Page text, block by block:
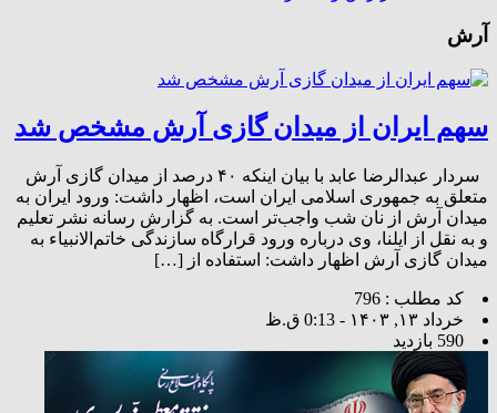
آرش
سهم ایران از میدان گازی آرش مشخص شد
سردار عبدالرضا عابد با بیان اینکه ۴۰ درصد از میدان گازی آرش
متعلق به جمهوری اسلامی ایران است، اظهار داشت: ورود ایران به
میدان آرش از نان شب واجب‌تر است. به گزارش رسانه نشر تعلیم
و به نقل از ایلنا، وی درباره ورود قرارگاه سازندگی خاتم‌الانبیاء به
میدان گازی آرش اظهار داشت: استفاده از […]
کد مطلب : 796
خرداد ۱۳, ۱۴۰۳ - 0:13 ق.ظ
590 بازدید